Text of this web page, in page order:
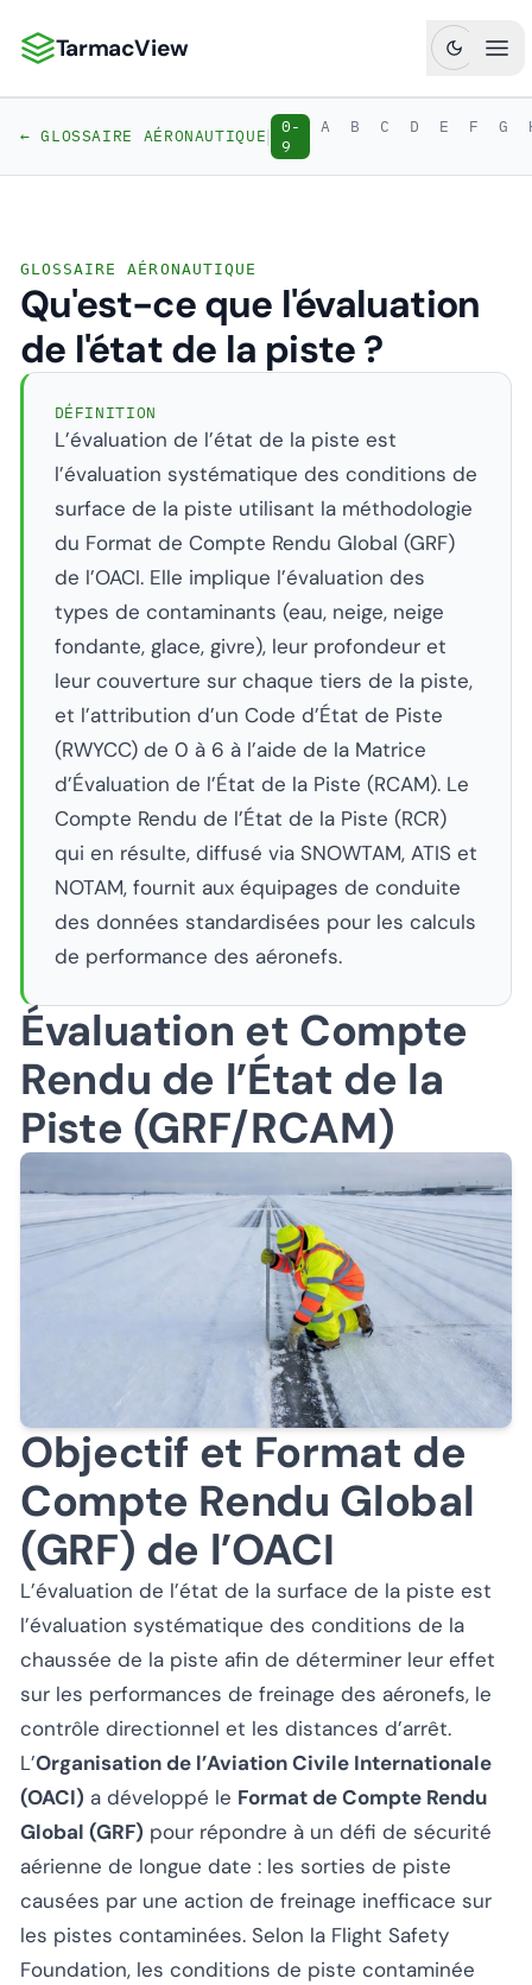
TarmacView : Analyses aéronautiques de précision
TarmacView
← GLOSSAIRE AÉRONAUTIQUE| 0-
9
A B C D E F G
GLOSSAIRE AÉRONAUTIQUE
Qu'est-ce que l'évaluation
de l'état de la piste ?
DÉFINITION
L’évaluation de l’état de la piste est
l’évaluation systématique des conditions de
surface de la piste utilisant la méthodologie
du Format de Compte Rendu Global (GRF)
de l’OACI. Elle implique l’évaluation des
types de contaminants (eau, neige, neige
fondante, glace, givre), leur profondeur et
leur couverture sur chaque tiers de la piste,
et l’attribution d’un Code d’État de Piste
(RWYCC) de 0 à 6 à l’aide de la Matrice
d’Évaluation de l’État de la Piste (RCAM). Le
Compte Rendu de l’État de la Piste (RCR)
qui en résulte, diffusé via SNOWTAM, ATIS et
NOTAM, fournit aux équipages de conduite
des données standardisées pour les calculs
de performance des aéronefs.
Évaluation et Compte
Rendu de l’État de la
Piste (GRF/RCAM)
Objectif et Format de
Compte Rendu Global
(GRF) de l’OACI
L’évaluation de l’état de la surface de la piste est
l’évaluation systématique des conditions de la
chaussée de la piste afin de déterminer leur effet
sur les performances de freinage des aéronefs, le
contrôle directionnel et les distances d’arrêt.
L’Organisation de l’Aviation Civile Internationale
(OACI) a développé le Format de Compte Rendu
Global (GRF) pour répondre à un défi de sécurité
aérienne de longue date : les sorties de piste
causées par une action de freinage inefficace sur
les pistes contaminées. Selon la Flight Safety
Foundation, les conditions de piste contaminée